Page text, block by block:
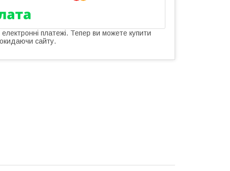
електронні платежі. Тепер ви можете купити
сайту.